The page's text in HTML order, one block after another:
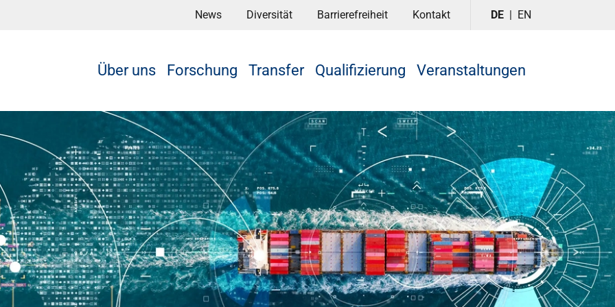
News Diversität Barrierefreiheit Kontakt DE EN
Über uns Forschung Transfer Qualifizierung Veranstaltungen